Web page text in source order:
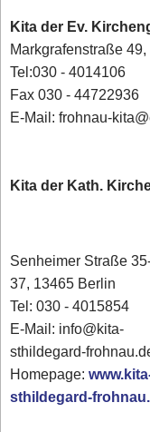
Kita der Ev.
Markgrafenstraße
Tel:030 - 4014106
Fax 030 - 44722936
E-Mail: frohnau-
Kita der Kath.
Senheimer Straße
37, 13465 Berlin
Tel: 030 - 4015854
E-Mail: info@kita-
sthildegard-
Homepage:
sthildegard-